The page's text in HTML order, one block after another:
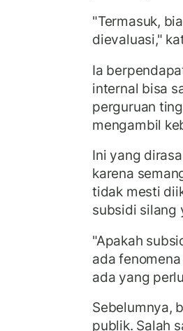
"Termasuk,
dievaluasi,"
Ia
internal bisa
perguruan
mengambil
Ini yang
karena
tidak mesti
subsidi silang
"Apakah
ada
ada yang
Sebelumnya,
publik. Salah